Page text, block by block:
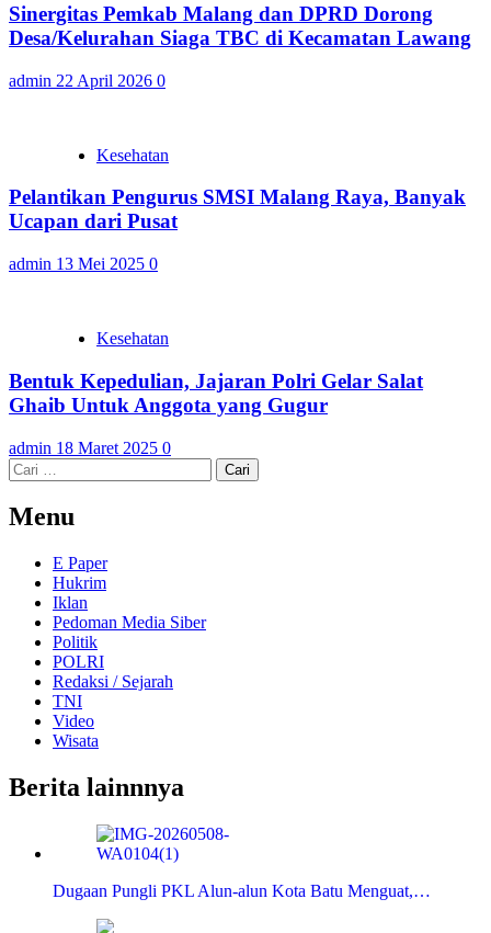
Sinergitas Pemkab Malang dan DPRD Dorong
Desa/Kelurahan Siaga TBC di Kecamatan Lawang
admin 22 April 2026 0
Kesehatan
Pelantikan Pengurus SMSI Malang Raya, Banyak
Ucapan dari Pusat
admin 13 Mei 2025 0
Kesehatan
Bentuk Kepedulian, Jajaran Polri Gelar Salat
Ghaib Untuk Anggota yang Gugur
admin 18 Maret 2025 0
Cari
untuk:
Menu
E Paper
Hukrim
Iklan
Pedoman Media Siber
Politik
POLRI
Redaksi / Sejarah
TNI
Video
Wisata
Berita lainnnya
Dugaan Pungli PKL Alun-alun Kota Batu Menguat,…